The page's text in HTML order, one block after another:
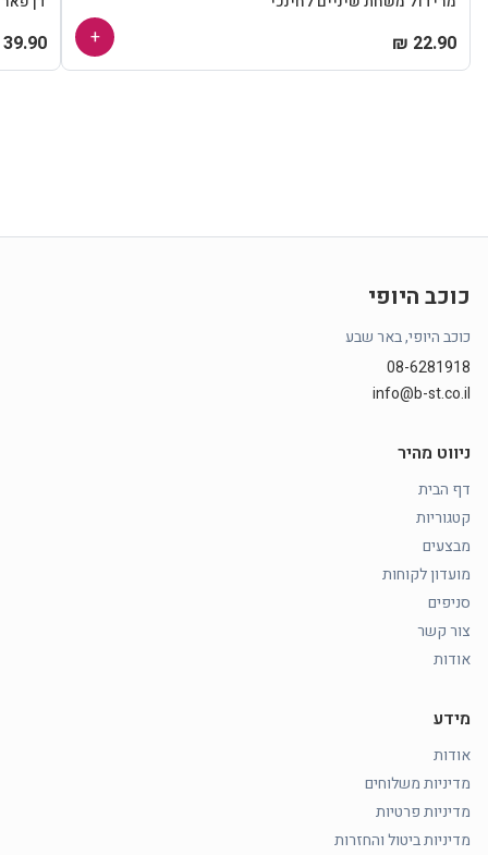
22.90 ₪
+
39.90 ₪
כוכב היופי
כוכב היופי, באר שבע
08-6281918
info@b-st.co.il
ניווט מהיר
דף הבית
קטגוריות
מבצעים
מועדון לקוחות
סניפים
צור קשר
אודות
מידע
אודות
מדיניות משלוחים
מדיניות פרטיות
מדיניות ביטול והחזרות